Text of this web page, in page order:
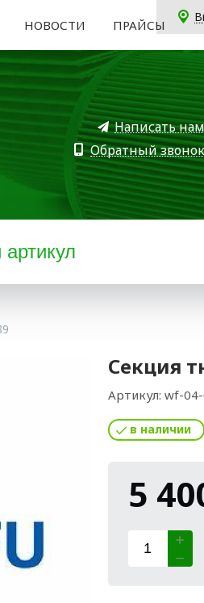
НОВОСТИ ПРАЙСЫ
Написать нам
Обратный звонок
Секция
Артикул: wf-
в наличии
5